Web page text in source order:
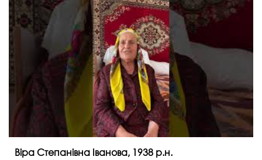
Віра Степанівна Іванова, 1938 р.н.